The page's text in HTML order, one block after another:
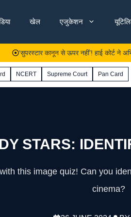
खेल एजुकेशन
कानून से ऊपर नहीं’! हाई कोर्ट ने अभिनेता
NCERT Supreme Court Pan Card
STARS:
this image quiz! Can you
cinema?